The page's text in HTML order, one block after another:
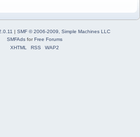
| SMF © 2006-2009, Simple Machines LLC
SMFAdsforFree Forums
XHTML
RSS WAP2